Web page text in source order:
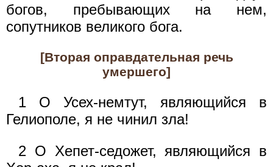
богов, пребывающих на нем,
сопутников великого бога.
[Вторая оправдательная речь
умершего]
1 О Усех-немтут, являющийся в
Гелиополе, я не чинил зла!
2 О Хепет-седожет, являющийся в